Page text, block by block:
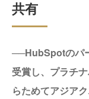
共有
──HubSpotのパ
受賞し、プラチ
らためてアジア